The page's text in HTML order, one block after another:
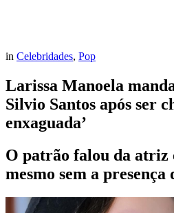
in Celebridades, Pop
Larissa Manoela
Silvio Santos após ser
enxaguada’
O patrão falou da atriz
mesmo sem a